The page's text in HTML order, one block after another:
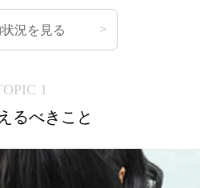
況を見る
1
るべきこと